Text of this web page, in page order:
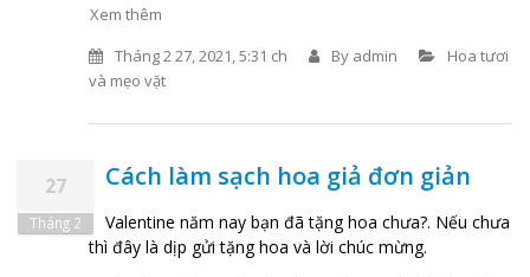
Xem thêm
Tháng 2 27, 2021, 5:31 ch
By admin
Hoa tươi
và mẹo vặt
27
Tháng 2
Cách làm sạch hoa giả đơn giản
Valentine năm nay bạn đã tặng hoa chưa?. Nếu chưa
thì đây là dịp gửi tặng hoa và lời chúc mừng.